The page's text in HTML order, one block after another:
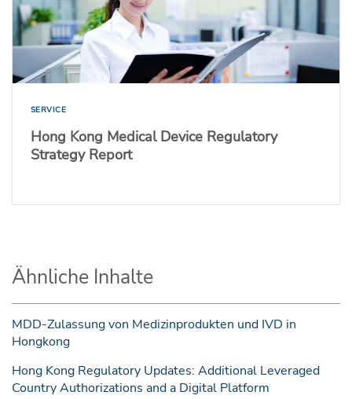
SERVICE
Hong Kong Medical Device Regulatory
Strategy Report
Ähnliche Inhalte
MDD-Zulassung von Medizinprodukten und IVD in
Hongkong
Hong Kong Regulatory Updates: Additional Leveraged
Country Authorizations and a Digital Platform